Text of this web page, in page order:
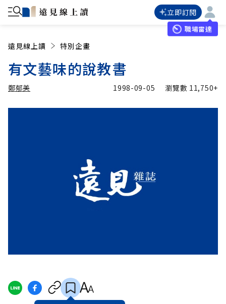
立即訂閱
職場雷達
遠見線上讀 特別企畫
有文藝味的說教書
鄭郁美 1998-09-05 瀏覽數 11,750+